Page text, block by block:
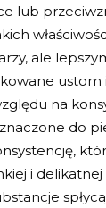
lub
ale
ustom
na
do
i delikatnej